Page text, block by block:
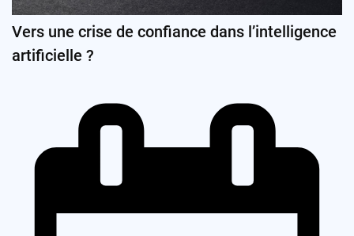
Vers une crise de confiance dans l’intelligence
artificielle ?